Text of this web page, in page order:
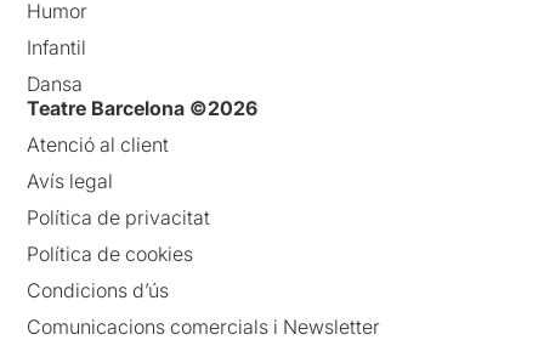
Humor
Infantil
Dansa
Teatre Barcelona ©2026
Atenció al client
Avís legal
Política de privacitat
Política de cookies
Condicions d’ús
Comunicacions comercials i Newsletter